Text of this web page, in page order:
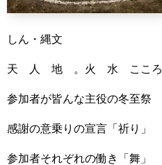
しん・縄文
天 人 地 。火 水 こころ
参加者が皆んな主役の冬至祭
感謝の意乗りの宣言「祈り」
参加者それぞれの働き「舞」